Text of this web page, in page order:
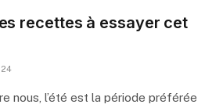
recettes à essayer cet
nous, l’été est la période préférée